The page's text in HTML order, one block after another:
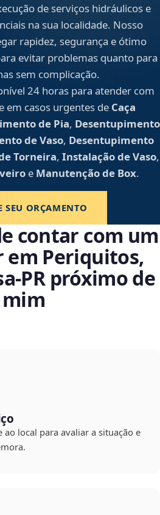
de serviços hidráulicos e
na sua localidade. Nosso
rapidez, segurança e ótimo
evitar problemas quanto para
sem complicação.
24 horas para atender com
em casos urgentes de Caça
de Pia, Desentupimento
de Vaso, Desentupimento
Torneira, Instalação de Vaso,
e Manutenção de Box.
SEU ORÇAMENTO
contar com um
em Periquitos,
próximo de
mim
ao local para avaliar a situação e